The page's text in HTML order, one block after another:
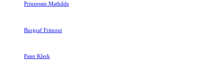
Prinzessin Mathilde
Burgraf Frimout
Pater Klerk